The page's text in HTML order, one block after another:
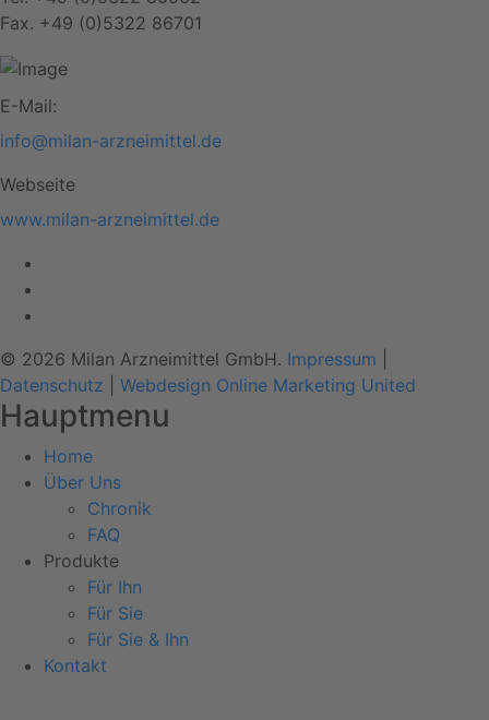
Fax. +49 (0)5322 86701
E-Mail:
info@milan-arzneimittel.de
Webseite
www.milan-arzneimittel.de
© 2026 Milan Arzneimittel GmbH. Impressum
Datenschutz
Webdesign Online Marketing United
Hauptmenu
Home
Über Uns
Chronik
FAQ
Produkte
Für Ihn
Für Sie
Für Sie & Ihn
Kontakt